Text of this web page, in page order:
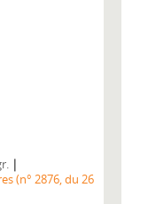
|
(n° 2876, du 26